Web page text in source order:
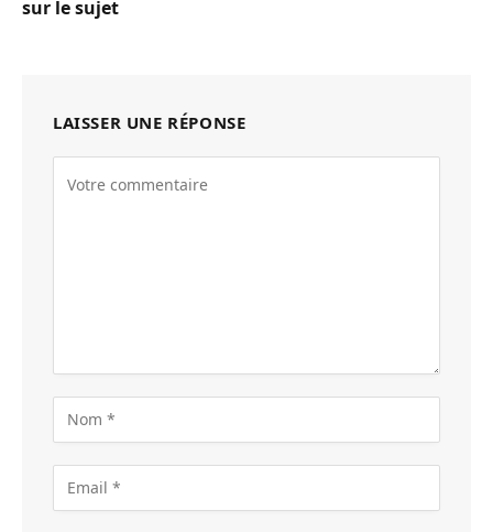
sur le sujet
LAISSER UNE RÉPONSE